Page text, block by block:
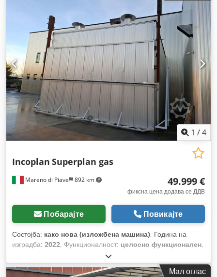
1 /4
Mareno di Piave 892 km
Incoplan Superplan gas
49.999 €
фиксна цена додава се ДДВ
Побарајте Повикајте
Состојба: како нова (изложбена машина), Година на
изградба: 2022, Функционалност: целосно функционален,
Мал оглас